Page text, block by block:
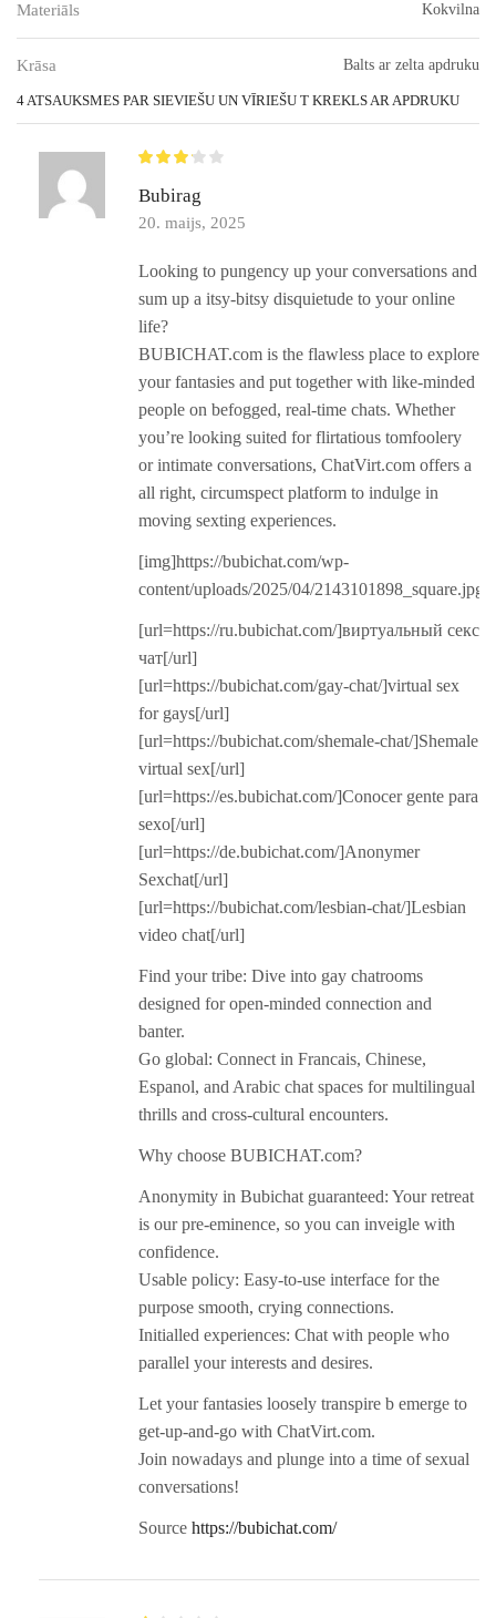
Materiāls Kokvilna
Krāsa Balts ar zelta apdruku
4 ATSAUKSMES PAR SIEVIEŠU UN VĪRIEŠU T KREKLS AR APDRUKU
Bubirag
20. maijs, 2025
Looking to pungency up your conversations and
sum up a itsy-bitsy disquietude to your online
life?
BUBICHAT.com is the flawless place to explore
your fantasies and put together with like-minded
people on befogged, real-time chats. Whether
you’re looking suited for flirtatious tomfoolery
or intimate conversations, ChatVirt.com offers a
all right, circumspect platform to indulge in
moving sexting experiences.
[img]https://bubichat.com/wp-
content/uploads/2025/04/
[url=https://ru.bubichat.com/]виртуальный секс
чат[/url]
[url=https://bubichat.com/gay-chat/]virtual sex
for gays[/url]
[url=https://bubichat.com/shemale-chat/]Shemale
virtual sex[/url]
[url=https://es.bubichat.com/]Conocer gente para
sexo[/url]
[url=https://de.bubichat.com/]Anonymer
Sexchat[/url]
[url=https://bubichat.com/lesbian-chat/]Lesbian
video chat[/url]
Find your tribe: Dive into gay chatrooms
designed for open-minded connection and
banter.
Go global: Connect in Francais, Chinese,
Espanol, and Arabic chat spaces for multilingual
thrills and cross-cultural encounters.
Why choose BUBICHAT.com?
Anonymity in Bubichat guaranteed: Your retreat
is our pre-eminence, so you can inveigle with
confidence.
Usable policy: Easy-to-use interface for the
purpose smooth, crying connections.
Initialled experiences: Chat with people who
parallel your interests and desires.
Let your fantasies loosely transpire b emerge to
get-up-and-go with ChatVirt.com.
Join nowadays and plunge into a time of sexual
conversations!
Source https://bubichat.com/